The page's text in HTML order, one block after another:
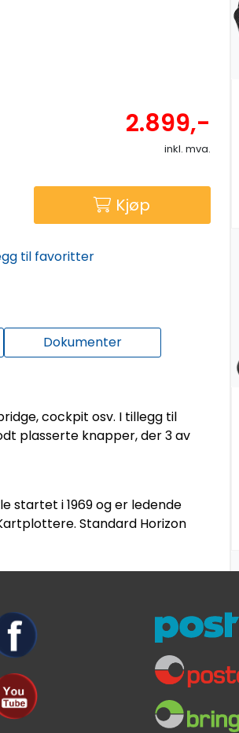
2.899,-
inkl. mva.
Kjøp
til favoritter
Dokumenter
cockpit osv. I tillegg til
plasserte knapper, der 3 av
startet i 1969 og er ledende
Standard Horizon